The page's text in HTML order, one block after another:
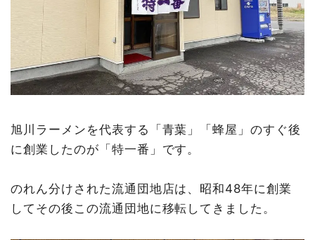
旭川ラーメンを代表する「青葉」「蜂屋」のすぐ後
に創業したのが「特一番」です。
のれん分けされた流通団地店は、昭和48年に創業
してその後この流通団地に移転してきました。